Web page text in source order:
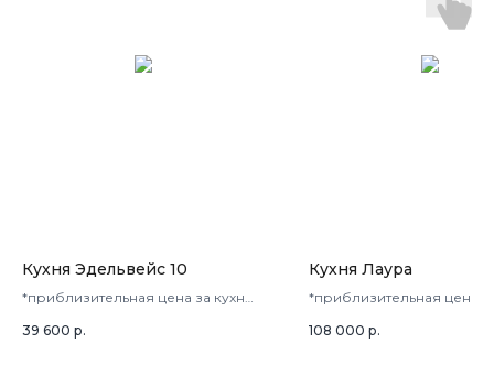
Кухня Эдельвейс 10
*приблизительная цена за кухню
39 600 р.
Кухня Лаура
*приблизительная цена
108 000 р.